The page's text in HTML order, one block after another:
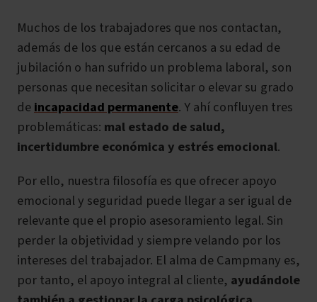
Muchos de los trabajadores que nos contactan,
además de los que están cercanos a su edad de
jubilación o han sufrido un problema laboral, son
personas que necesitan solicitar o elevar su grado
deincapacidad permanente. Y ahí confluyen tres
problemáticas: mal estado de salud,
incertidumbre económica y estrés emocional.
Por ello, nuestra filosofía es que ofrecer apoyo
emocional y seguridad puede llegar a ser igual de
relevante que el propio asesoramiento legal. Sin
perder la objetividad y siempre velando por los
intereses del trabajador. El alma de Campmany es,
por tanto, el apoyo integral al cliente, ayudándole